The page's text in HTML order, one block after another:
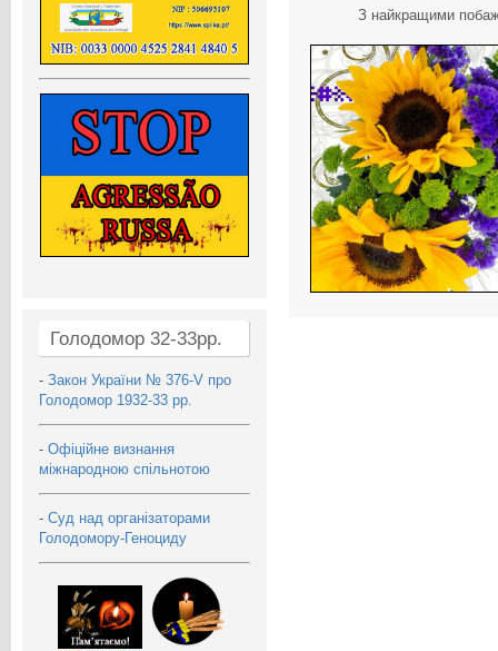
Голодомор 32-33рр.
- Закон України № 376-V про
Голодомор 1932-33 рр.
- Офіційне визнання
міжнародною спільнотою
- Суд над організаторами
Голодомору-Геноциду
З найкращими